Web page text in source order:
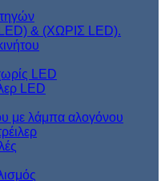
& (XΩΡΙΣ LED).
LED
LED
με λάμπα αλογόνου